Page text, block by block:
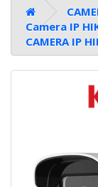
Camera IP
CAMERA IP